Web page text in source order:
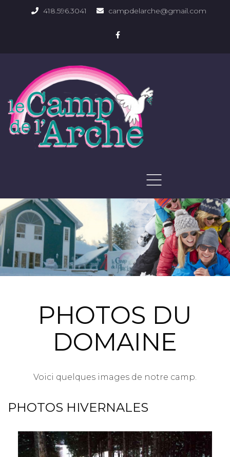
418.596.3041 campdelarche@gmail.com
PHOTOS DU DOMAINE
PHOTOS DU
DOMAINE
Voici quelques images de notre camp.
PHOTOS HIVERNALES